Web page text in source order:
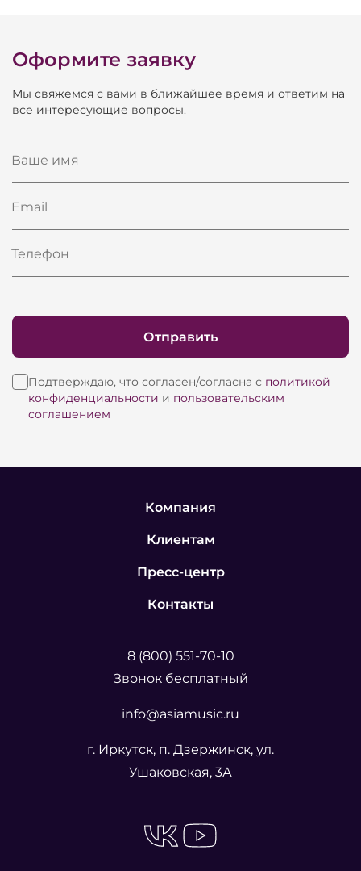
Оформите заявку
Мы свяжемся с вами в ближайшее время и ответим на
все интересующие вопросы.
Ваше имя
Email
Телефон
Подтверждаю, что согласен/согласна с политикой
конфиденциальности и пользовательским
соглашением
Отправить
Компания
Клиентам
Пресс-центр
Контакты
8 (800) 551-70-10
Звонок бесплатный
info@asiamusic.ru
г. Иркутск, п. Дзержинск, ул.
Ушаковская, 3А